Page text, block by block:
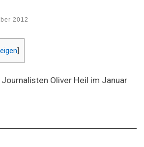
2012
]
Oliver Heil im Januar